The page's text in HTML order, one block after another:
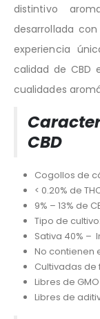
distintivo
desarrollada
experiencia
calidad de CBD
cualidades
CBD
Cogollos de
< 0.20% de
9% – 13% de
Tipo de
Sativa 40% –
No contienen
Cultivadas de
Libres de GMO
Libres de